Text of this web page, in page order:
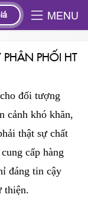
MENU
HT SÀI GÒN
PHỐI HT
đối tượng
cảnh khó khăn,
thật sự chất
cấp hàng
đáng tin cậy
thiện.